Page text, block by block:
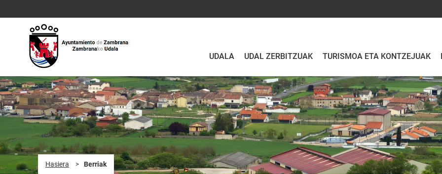
UDALA UDAL ZERBITZUAK TURISMOA ETA KONTZEJUAK
Hasiera > Berriak